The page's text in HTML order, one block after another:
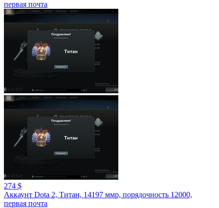
первая почта
274 $
Аккаунт Dota 2, Титан, 14197 ммр, порядочность 12000,
первая почта